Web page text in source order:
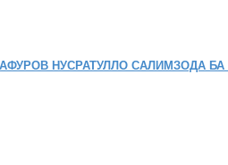
НУСРАТУЛЛО САЛИМЗОДА